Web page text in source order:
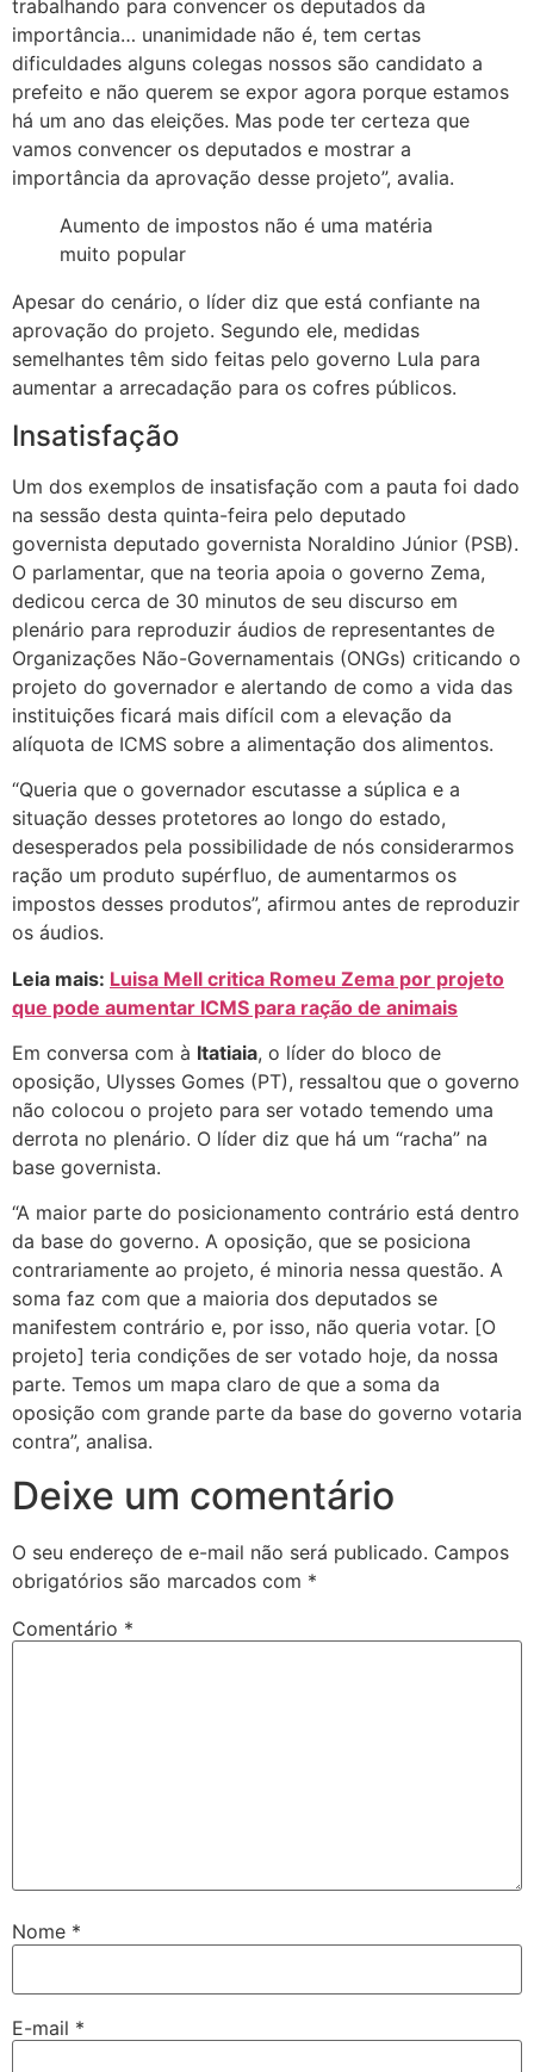
trabalhando para convencer os deputados da
importância… unanimidade não é, tem certas
dificuldades alguns colegas nossos são candidato a
prefeito e não querem se expor agora porque estamos
há um ano das eleições. Mas pode ter certeza que
vamos convencer os deputados e mostrar a
importância da aprovação desse projeto”, avalia.
Aumento de impostos não é uma matéria
muito popular
Apesar do cenário, o líder diz que está confiante na
aprovação do projeto. Segundo ele, medidas
semelhantes têm sido feitas pelo governo Lula para
aumentar a arrecadação para os cofres públicos.
Insatisfação
Um dos exemplos de insatisfação com a pauta foi dado
na sessão desta quinta-feira pelo deputado
governista deputado governista Noraldino Júnior (PSB).
O parlamentar, que na teoria apoia o governo Zema,
dedicou cerca de 30 minutos de seu discurso em
plenário para reproduzir áudios de representantes de
Organizações Não-Governamentais (ONGs) criticando o
projeto do governador e alertando de como a vida das
instituições ficará mais difícil com a elevação da
alíquota de ICMS sobre a alimentação dos alimentos.
“Queria que o governador escutasse a súplica e a
situação desses protetores ao longo do estado,
desesperados pela possibilidade de nós considerarmos
ração um produto supérfluo, de aumentarmos os
impostos desses produtos”, afirmou antes de reproduzir
os áudios.
Leia mais: Luisa Mell critica Romeu Zema por projeto
que pode aumentar ICMS para ração de animais
Em conversa com à Itatiaia, o líder do bloco de
oposição, Ulysses Gomes (PT), ressaltou que o governo
não colocou o projeto para ser votado temendo uma
derrota no plenário. O líder diz que há um “racha” na
base governista.
“A maior parte do posicionamento contrário está dentro
da base do governo. A oposição, que se posiciona
contrariamente ao projeto, é minoria nessa questão. A
soma faz com que a maioria dos deputados se
manifestem contrário e, por isso, não queria votar. [O
projeto] teria condições de ser votado hoje, da nossa
parte. Temos um mapa claro de que a soma da
oposição com grande parte da base do governo votaria
contra”, analisa.
Deixe um comentário
O seu endereço de e-mail não será publicado. Campos
obrigatórios são marcados com *
Comentário *
Nome *
E-mail *